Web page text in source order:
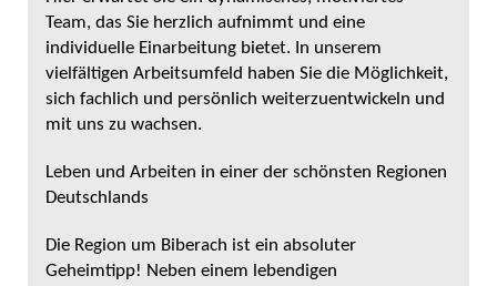
Team, das Sie herzlich aufnimmt und eine
individuelle Einarbeitung bietet. In unserem
vielfältigen Arbeitsumfeld haben Sie die Möglichkeit,
sich fachlich und persönlich weiterzuentwickeln und
mit uns zu wachsen.
Leben und Arbeiten in einer der schönsten Regionen
Deutschlands
Die Region um Biberach ist ein absoluter
Geheimtipp! Neben einem lebendigen